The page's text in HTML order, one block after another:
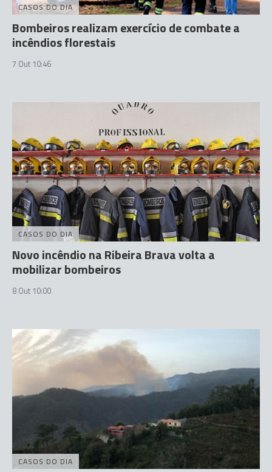
CASOS DO DIA
Bombeiros realizam exercício de combate a
incêndios florestais
7 Out 10:46
CASOS DO DIA
Novo incêndio na Ribeira Brava volta a
mobilizar bombeiros
8 Out 10:00
CASOS DO DIA